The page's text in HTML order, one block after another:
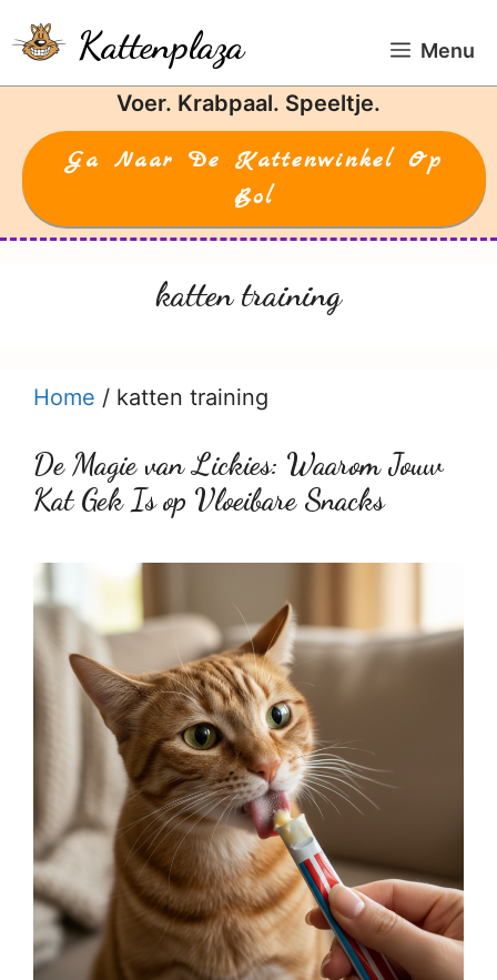
naar
de
Kattenplaza Menu
Voer. Krabpaal. Speeltje.
Ga Naar De Kattenwinkel Op
Bol
katten training
Home / katten training
De Magie van Lickies: Waarom Jouw
Kat Gek Is op Vloeibare Snacks